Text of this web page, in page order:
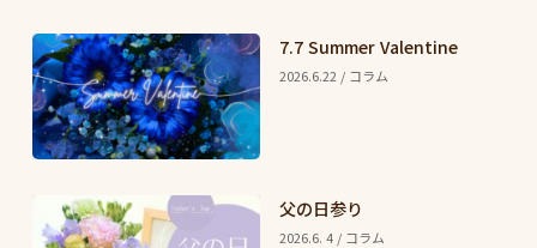
7.7 Summer Valentine
2026.6.22 / コラム
父の日参り
2026.6. 4 / コラム